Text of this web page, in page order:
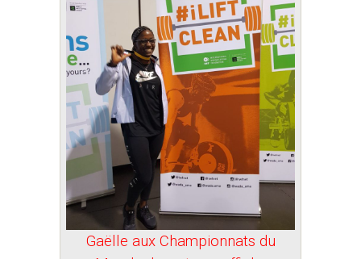
Gaëlle aux Championnats du